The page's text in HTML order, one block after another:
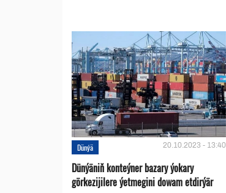
Dünýä 20.10.2023 - 13:40
Dünýäniň konteýner bazary ýokary
görkezijilere ýetmegini dowam etdirýär